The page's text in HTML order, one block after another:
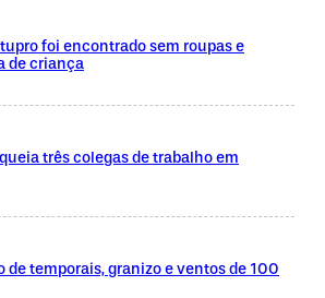
foi encontrado sem roupas e
de criança
três colegas de trabalho em
de temporais, granizo e ventos de 100